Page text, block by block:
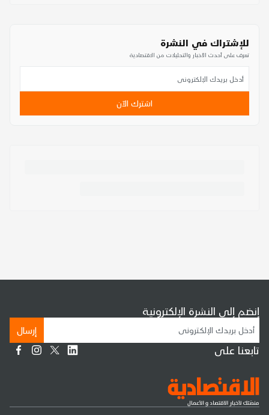
للإشتراك في النشرة
تعرف على أحدث الأخبار والتحليلات من الاقتصادية
اشترك الآن
إنضم إلى النشرة الإلكترونية
إرسال
تابعنا على